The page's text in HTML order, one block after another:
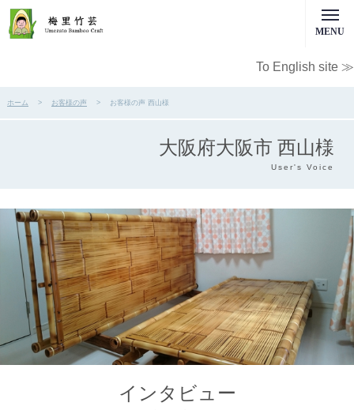
MENU
To English site ≫
ホーム お客様の声 お客様の声 西山様
大阪府大阪市 西山様
User's Voice
インタビュー